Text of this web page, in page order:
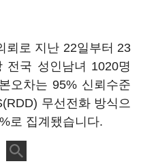
뢰로 지난 22일부터 23
전국 성인남녀 1020명
오차는 95% 신뢰수준
무선전화 방식으
로 집계됐습니다.